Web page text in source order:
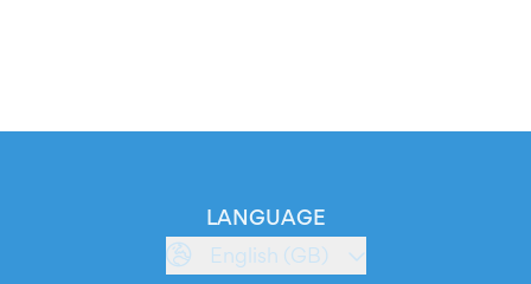
LANGUAGE
English (GB)